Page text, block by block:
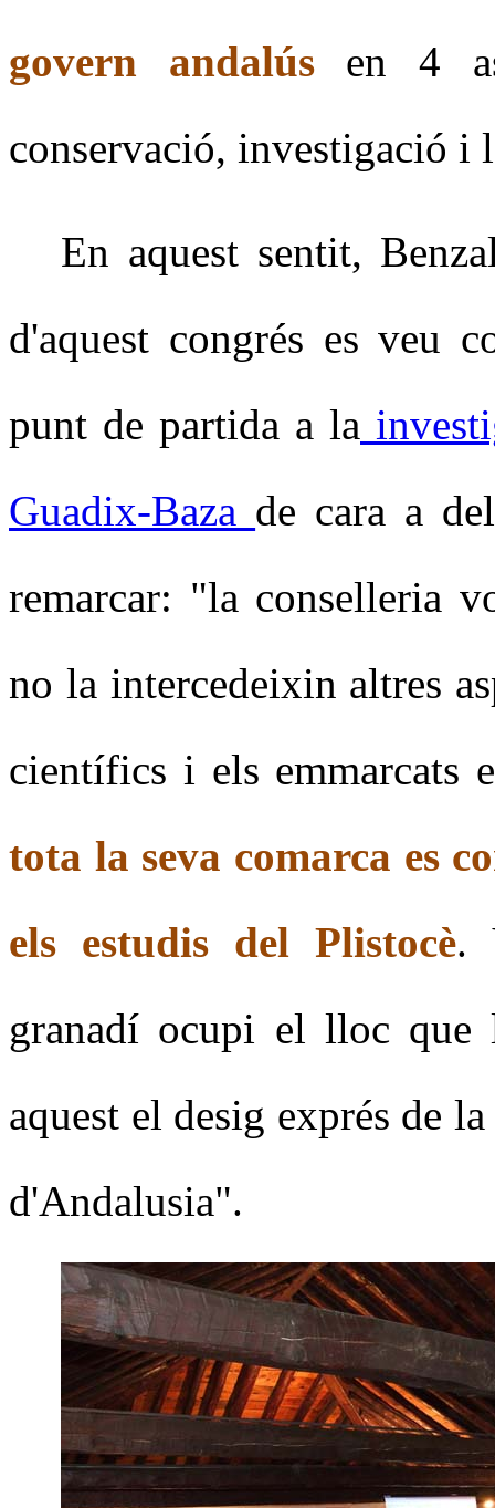
govern andalús en 4
conservació, investigació i
En aquest sentit,
d'aquest congrés es veu
punt de partida a la
Guadix-Baza de cara a
remarcar: "la conselleria
no la intercedeixin altres
científics i els emmarcats
tota la seva comarca es
els estudis del Plistocè.
granadí ocupi el lloc que
aquest el desig exprés de
d'Andalusia".